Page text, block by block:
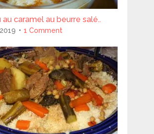
au caramel au beurre salé..
1 Comment